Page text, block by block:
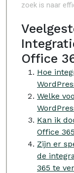
zoek is naar
Office
Hoe
Welke
Kan ik
Office
Zijn er
de
365 te